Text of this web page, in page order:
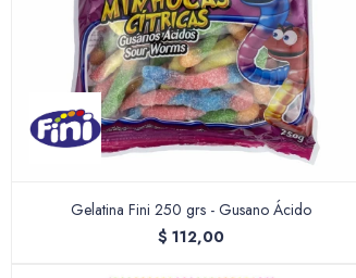
Gelatina Fini 250 grs - Gusano Ácido
$ 112,00